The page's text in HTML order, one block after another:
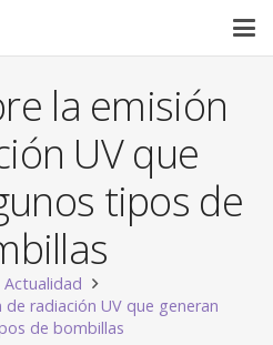
la emisión
UV que
tipos de
Actualidad
radiación UV que generan
de bombillas